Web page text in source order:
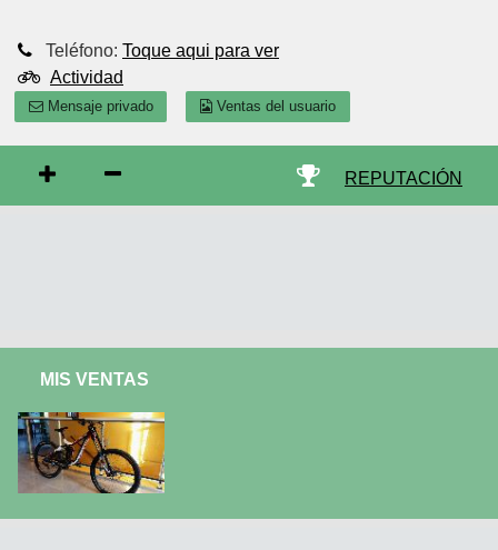
Teléfono: Toque aqui para ver
Actividad
Mensaje privado Ventas del usuario
REPUTACIÓN
MIS VENTAS